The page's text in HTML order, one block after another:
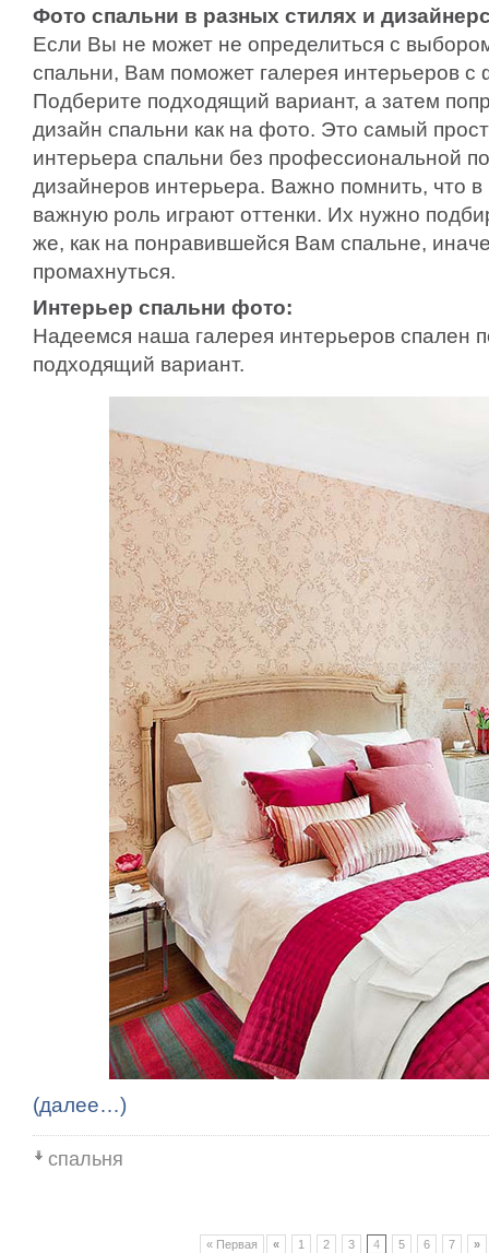
Фото спальни в разных стилях и
Если Вы не может не определиться с
спальни, Вам поможет галерея интерьеров
Подберите подходящий вариант, а затем
дизайн спальни как на фото. Это самый
интерьера спальни без профессиональной
дизайнеров интерьера. Важно помнить, что в
важную роль играют оттенки. Их нужно
же, как на понравившейся Вам спальне,
промахнуться.
Интерьер спальни фото:
Надеемся наша галерея интерьеров спален
подходящий вариант.
(далее…)
спальня
« Первая « 1 2 3 4 5 6 7 »